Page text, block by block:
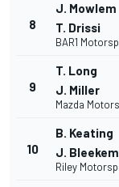
8
J. Mowlem
T. Drissi
BAR1
9
T. Long
J. Miller
Mazda
10
B. Keating
J.
Riley